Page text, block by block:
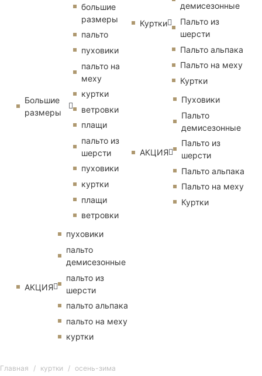
Большие
размеры
большие
размеры
пальто
пуховики
пальто на
меху
куртки
ветровки
плащи
пальто из
шерсти
пуховики
куртки
плащи
ветровки
АКЦИЯ
пуховики
пальто
демисезонные
пальто из
шерсти
пальто альпака
пальто на меху
куртки
Куртки
демисезонные
Пальто из
шерсти
Пальто альпака
Пальто на меху
Куртки
АКЦИЯ
Пуховики
Пальто
демисезонные
Пальто из
шерсти
Пальто альпака
Пальто на меху
Куртки
Главная куртки осень-зима